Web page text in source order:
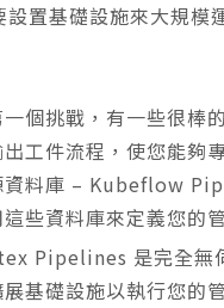
設置基礎設施來大規模
個挑戰，有一些很棒
出工件流程，使您能
資料庫 – Kubeflow
些資料庫來定義您
Pipelines 是完全無
基礎設施以執行您的